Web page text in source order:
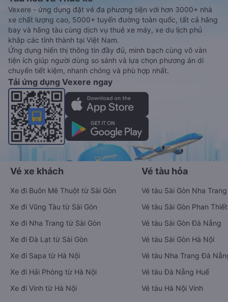
Vexere - ứng dụng đặt vé đa phương tiện với hơn 3000+ nhà
xe chất lượng cao, 5000+ tuyến đường toàn quốc, tất cả hãng
bay và hãng tàu cùng dịch vụ thuê xe máy, xe du lịch phủ
khắp các tỉnh thành tại Việt Nam.
Ứng dụng hiển thị thông tin đầy đủ, minh bạch cùng vô vàn
tiện ích giúp người dùng so sánh và lựa chọn phương án di
chuyển tiết kiệm, nhanh chóng và phù hợp nhất.
Tải ứng dụng Vexere ngay
Vé xe khách
Xe đi Buôn Mê Thuột từ Sài Gòn
Xe đi Vũng Tàu từ Sài Gòn
Xe đi Nha Trang từ Sài Gòn
Xe đi Đà Lạt từ Sài Gòn
Xe đi Sapa từ Hà Nội
Xe đi Hải Phòng từ Hà Nội
Xe đi Vinh từ Hà Nội
Vé tàu hỏa
Vé tàu Sài Gòn Nha Trang
Vé tàu Sài Gòn Phan Thiết
Vé tàu Sài Gòn Đà Nẵng
Vé tàu Sài Gòn Hà Nội
Vé tàu Nha Trang Đà
Vé tàu Đà Nẵng Huế
Vé tàu Hà Nội Vinh